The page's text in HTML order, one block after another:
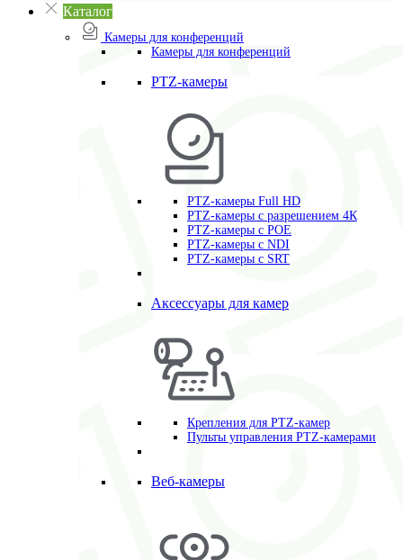
Каталог
Камеры для конференций
Камеры для конференций
PTZ-камеры
PTZ-камеры Full HD
PTZ-камеры с разрешением 4К
PTZ-камеры с POE
PTZ-камеры c NDI
PTZ-камеры с SRT
Аксессуары для камер
Крепления для PTZ-камер
Пульты управления PTZ-камерами
Веб-камеры